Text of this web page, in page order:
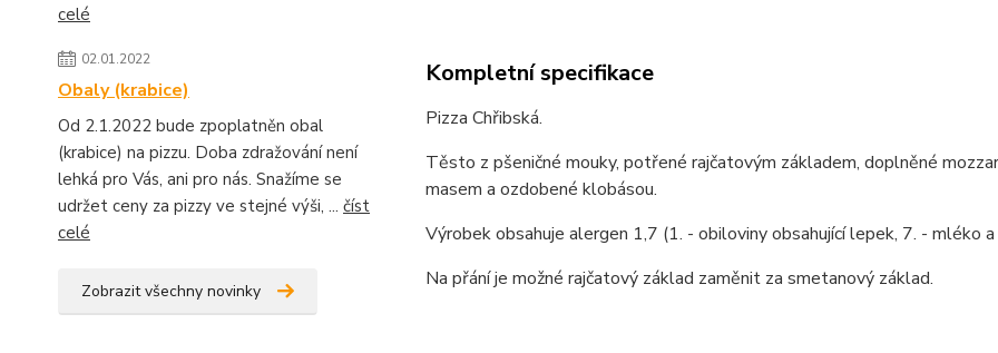
celé
02.01.2022
Obaly (krabice)
Od 2.1.2022 bude zpoplatněn obal
(krabice) na pizzu. Doba zdražování není
lehká pro Vás, ani pro nás. Snažíme se
udržet ceny za pizzy ve stejné výši, ... číst
celé
Zobrazit všechny novinky
Kompletní specifikace
Pizza Chřibská.
Těsto z pšeničné mouky, potřené rajčatovým základem, doplněné
masem a ozdobené klobásou.
Výrobek obsahuje alergen 1,7 (1. - obiloviny obsahující lepek, 7. - mléko
Na přání je možné rajčatový základ zaměnit za smetanový základ.